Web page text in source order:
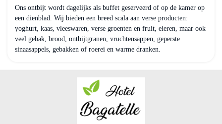
Ons ontbijt wordt dagelijks als buffet geserveerd of op de kamer op
een dienblad. Wij bieden een breed scala aan verse producten:
yoghurt, kaas, vleeswaren, verse groenten en fruit, eieren, maar ook
veel gebak, brood, ontbijtgranen, vruchtensappen, geperste
sinaasappels, gebakken of roerei en warme dranken.